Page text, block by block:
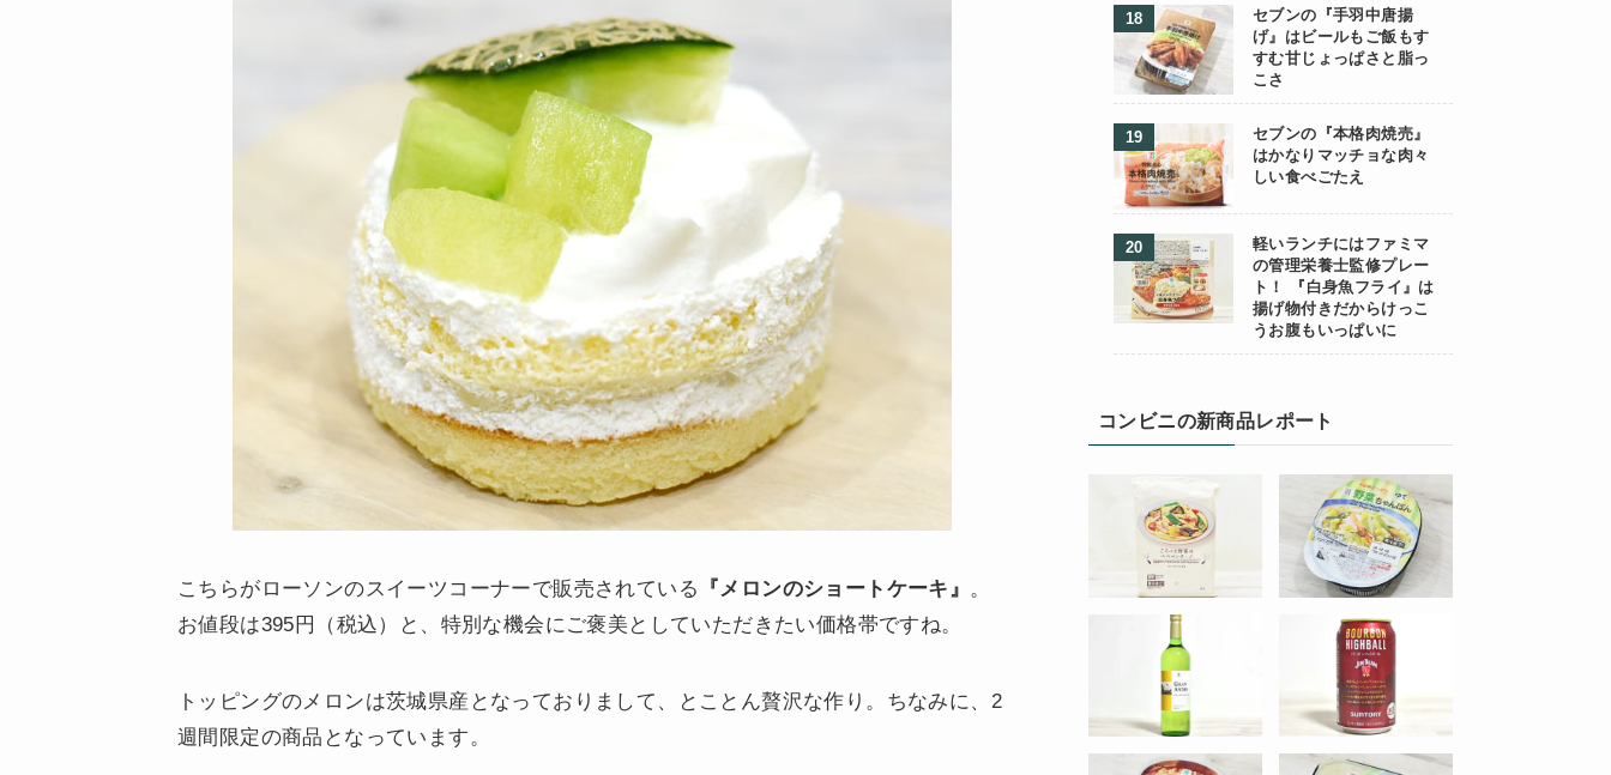
こちらがローソンのスイーツコーナーで販売されている 『メロンのショートケーキ』 。
お値段は395円（税込）と、特別な機会にご褒美としていただきたい価格帯ですね。
トッピングのメロンは茨城県産となっておりまして、とことん贅沢な作り。ちなみに、2
週間限定の商品となっています。
セブンの『手羽中唐揚
げ』はビールもご飯もす
すむ甘じょっぱさと脂っ
こさ
セブンの『本格肉焼売』
はかなりマッチョな肉々
しい食べごたえ
軽いランチにはファミマ
の管理栄養士監修プレー
ト！ 『白身魚フライ』は
揚げ物付きだからけっこ
うお腹もいっぱいに
コンビニの新商品レポート